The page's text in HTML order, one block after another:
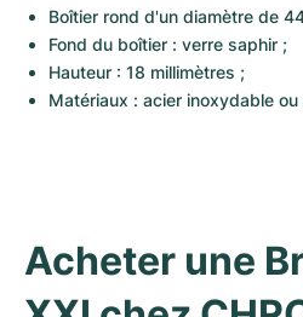
Boîtier rond d'un diamètre de
Fond du boîtier : verre saphir ;
Hauteur : 18 millimètres ;
Matériaux : acier inoxydable ou
Acheter une